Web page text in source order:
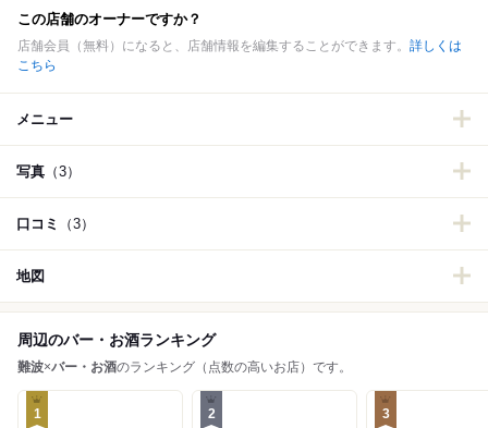
この店舗のオーナーですか？
店舗会員（無料）になると、店舗情報を編集することができます。 詳しくは
こちら
メニュー
写真 （3）
口コミ （3）
地図
周辺のバー・お酒ランキング
難波×バー・お酒のランキング（点数の高いお店）です。
1 2 3